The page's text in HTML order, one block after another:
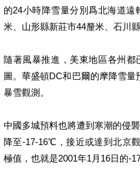
的24小時降雪量分別爲北海道
米、山形縣新莊市44釐米、石川縣
隨著風暴推進，美東地區各州
圖。華盛頓DC和巴爾的摩降雪量
暴雪觀測。
中國多城預料也將遭到寒潮的侵
降至-17-16℃，接近或達到北京
極值，也就是2001年1月16日的-